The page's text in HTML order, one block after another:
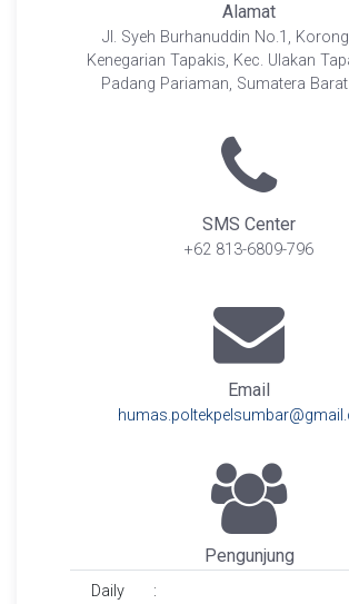
Alamat
Jl. Syeh Burhanuddin No.1,
Kenegarian Tapakis, Kec. Ulakan
Padang Pariaman, Sumatera
SMS Center
+62 813-6809-796
Email
Pengunjung
Daily :